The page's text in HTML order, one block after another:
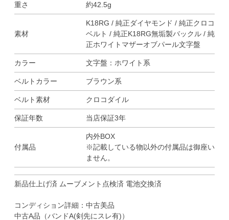
重さ 約42.5g
素材
K18RG / 純正ダイヤモンド / 純正クロコ
ベルト / 純正K18RG無垢製バックル / 純
正ホワイトマザーオブパール文字盤
カラー 文字盤：ホワイト系
ベルトカラー ブラウン系
ベルト素材 クロコダイル
保証年数 当店保証3年
付属品
内外BOX
※記載している物以外の付属品は御座い
ません。
新品仕上げ済 ムーブメント点検済 電池交換済
コンディション詳細：中古美品
中古A品（バンドA(剣先にスレ有)）